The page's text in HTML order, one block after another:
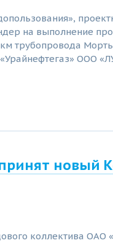
на выполнение
трубопровода
ООО
новый
коллектива ОАО